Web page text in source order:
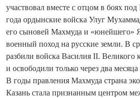
участвовал вместе с отцом в боях
года ордынские войска Улуг
его сыновей Махмуда и «юнейшего»
военный поход на русские земли. В
разбили войска Василия II. Великого
и освободили только через два
В годы правления Махмуда страна
Казань стала признанным центром